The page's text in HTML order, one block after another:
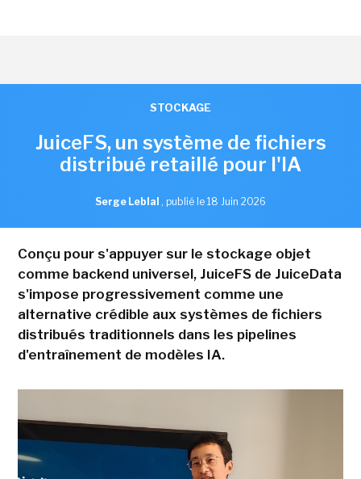
STOCKAGE
JuiceFS, un système de fichiers
distribué retaillé pour l'IA
Serge Leblal , publié le 18 Juin 2026
Conçu pour s'appuyer sur le stockage objet
comme backend universel, JuiceFS de JuiceData
s'impose progressivement comme une
alternative crédible aux systèmes de fichiers
distribués traditionnels dans les pipelines
d'entraînement de modèles IA.